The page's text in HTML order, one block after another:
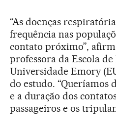
“As doenças
frequência nas
contato próximo”,
professora da Escola
Universidade Emory
do estudo.
e a duração dos
passageiros e os